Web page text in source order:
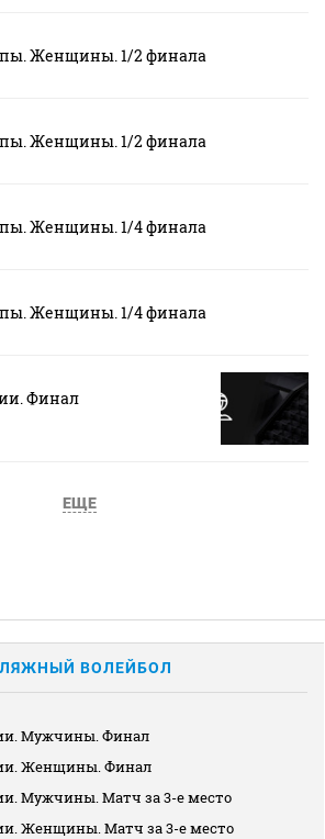
Женщины. 1/2 финала
Женщины. 1/2 финала
Женщины. 1/4 финала
Женщины. 1/4 финала
Финал
ЕЩЕ
ВОЛЕЙБОЛ
Мужчины. Финал
Женщины. Финал
Мужчины. Матч за 3-е место
Женщины. Матч за 3-е место